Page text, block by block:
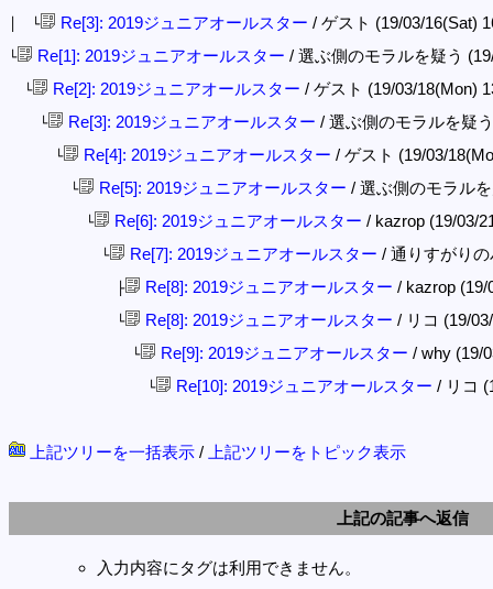
│ └ Re[3]: 2019ジュニアオールスター / ゲスト (19/03/16(Sat)
└ Re[1]: 2019ジュニアオールスター / 選ぶ側のモラルを疑う
└ Re[2]: 2019ジュニアオールスター / ゲスト (19/03/18(Mon)
└ Re[3]: 2019ジュニアオールスター / 選ぶ側のモラルを疑
└ Re[4]: 2019ジュニアオールスター / ゲスト (19/03/
└ Re[5]: 2019ジュニアオールスター / 選ぶ側のモラル
└ Re[6]: 2019ジュニアオールスター / kazrop (19/03/
└ Re[7]: 2019ジュニアオールスター / 通りすがり
├ Re[8]: 2019ジュニアオールスター / kazrop
└ Re[8]: 2019ジュニアオールスター / リコ (19/
└ Re[9]: 2019ジュニアオールスター / why (19/
└ Re[10]: 2019ジュニアオールスター / リコ
上記ツリーを一括表示 / 上記ツリーをトピック表示
上記の記事へ返信
入力内容にタグは利用できません。